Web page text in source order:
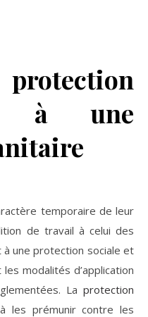
à une
temporaire de leur
de travail à celui des
une protection sociale et
modalités d’application
La protection
les prémunir contre les